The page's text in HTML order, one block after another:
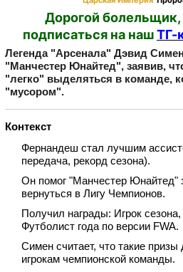
Дорогой
подписаться на нашТГ-
Легенда "Арсенала" Дэвид
"Манчестер Юнайтед", заявив,
"легко" выделяться в команде,
"мусором".
Контекст
Фернандеш стал лучшим
передача, рекорд сезона).
Он помог "Манчестер Юнайтед"
вернуться в Лигу Чемпионов.
Получил награды: Игрок
Футболист года по версии FWA.
Симен считает, что такие
игрокам чемпионской команды.